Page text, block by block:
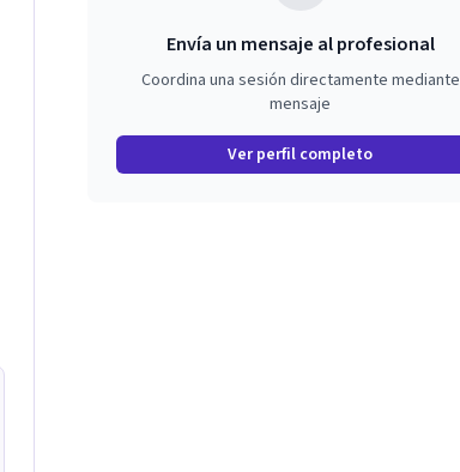
Envía un mensaje al profesional
Coordina una sesión directamente mediante
mensaje
Ver perfil completo